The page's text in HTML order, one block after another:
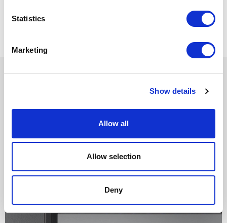
Statistics
Marketing
Show details
Allow all
Allow selection
Deny
CARATTERISTICHE TECNICHE Close
MANIGLIE
Disponibili in alluminio brown e alluminio nero,